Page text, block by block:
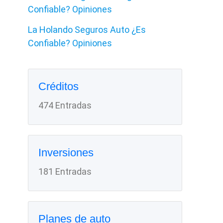
Confiable? Opiniones
La Holando Seguros Auto ¿Es
Confiable? Opiniones
Créditos
474 Entradas
Inversiones
181 Entradas
Planes de auto